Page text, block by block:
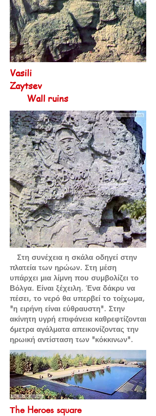
Vasili
Zaytsev
Wall ruins
Στη συνέχεια η σκάλα οδηγεί στην
πλατεία των ηρώων. Στη μέση
υπάρχει μια λίμνη που συμβολίζει το
Βόλγα. Είναι ξέχειλη. Ένα δάκρυ να
πέσει, το νερό θα υπερβεί το τοίχωμα,
"η ειρήνη είναι εύθραυστη". Στην
ακίνητη υγρή επιφάνεια καθρεφτίζονται
6μετρα αγάλματα απεικονίζοντας την
ηρωική αντίσταση των "κόκκινων".
Τhe Heroes square